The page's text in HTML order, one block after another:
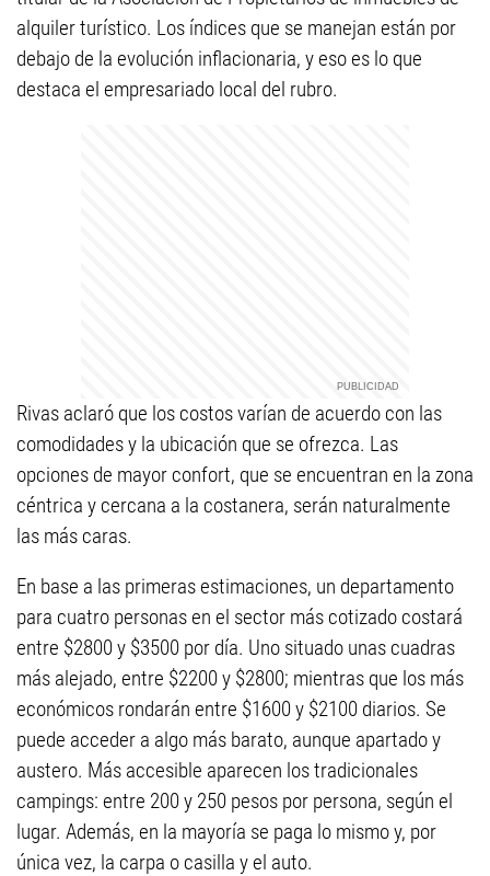
alquiler turístico. Los índices que se manejan están por
debajo de la evolución inflacionaria, y eso es lo que
destaca el empresariado local del rubro.
Rivas aclaró que los costos varían de acuerdo con las
comodidades y la ubicación que se ofrezca. Las
opciones de mayor confort, que se encuentran en la zona
céntrica y cercana a la costanera, serán naturalmente
las más caras.
En base a las primeras estimaciones, un departamento
para cuatro personas en el sector más cotizado costará
entre $2800 y $3500 por día. Uno situado unas cuadras
más alejado, entre $2200 y $2800; mientras que los más
económicos rondarán entre $1600 y $2100 diarios. Se
puede acceder a algo más barato, aunque apartado y
austero. Más accesible aparecen los tradicionales
campings: entre 200 y 250 pesos por persona, según el
lugar. Además, en la mayoría se paga lo mismo y, por
única vez, la carpa o casilla y el auto.